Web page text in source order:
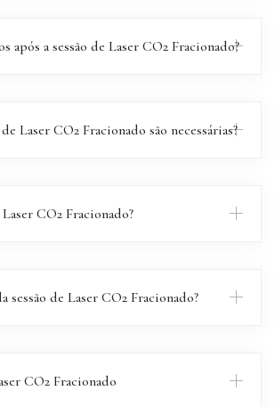
após a sessão de Laser CO2 Fracionado?
Laser CO2 Fracionado são necessárias?
CO2 Fracionado?
sessão de Laser CO2 Fracionado?
CO2 Fracionado